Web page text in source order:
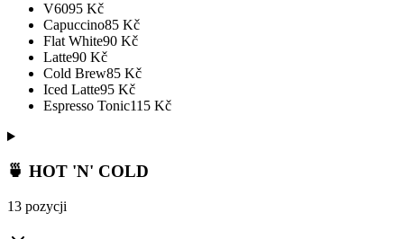
V6095 Kč
Capuccino85 Kč
Flat White90 Kč
Latte90 Kč
Cold Brew85 Kč
Iced Latte95 Kč
Espresso Tonic115 Kč
🍵 HOT 'N' COLD
13 pozycji